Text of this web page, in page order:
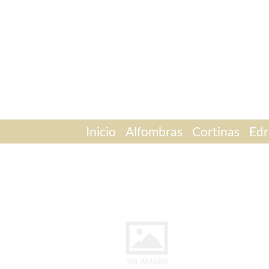
Inicio Alfombras Cortinas